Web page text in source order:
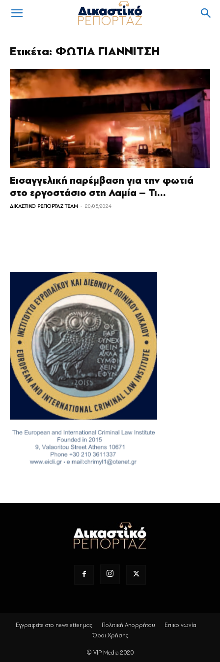
Ετικέτα: ΦΩΤΙΑ ΓΙΑΝΝΙΤΣΗ
Εισαγγελική παρέμβαση για την φωτιά
στο εργοστάσιο στη Λαμία – Τι...
ΔΙΚΑΣΤΙΚΟ ΡΕΠΟΡΤΑΖ TEAM - 20/05/2024
Εγγραφείτε στο newsletter μας Πολιτική Απορρήτου
Επικοινωνία
Όροι Χρήσης
© VIP Media 2020